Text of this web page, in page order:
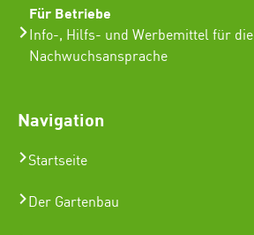
Für Betriebe
Info-, Hilfs- und Werbemittel für die
Nachwuchsansprache
Navigation
Startseite
Der Gartenbau